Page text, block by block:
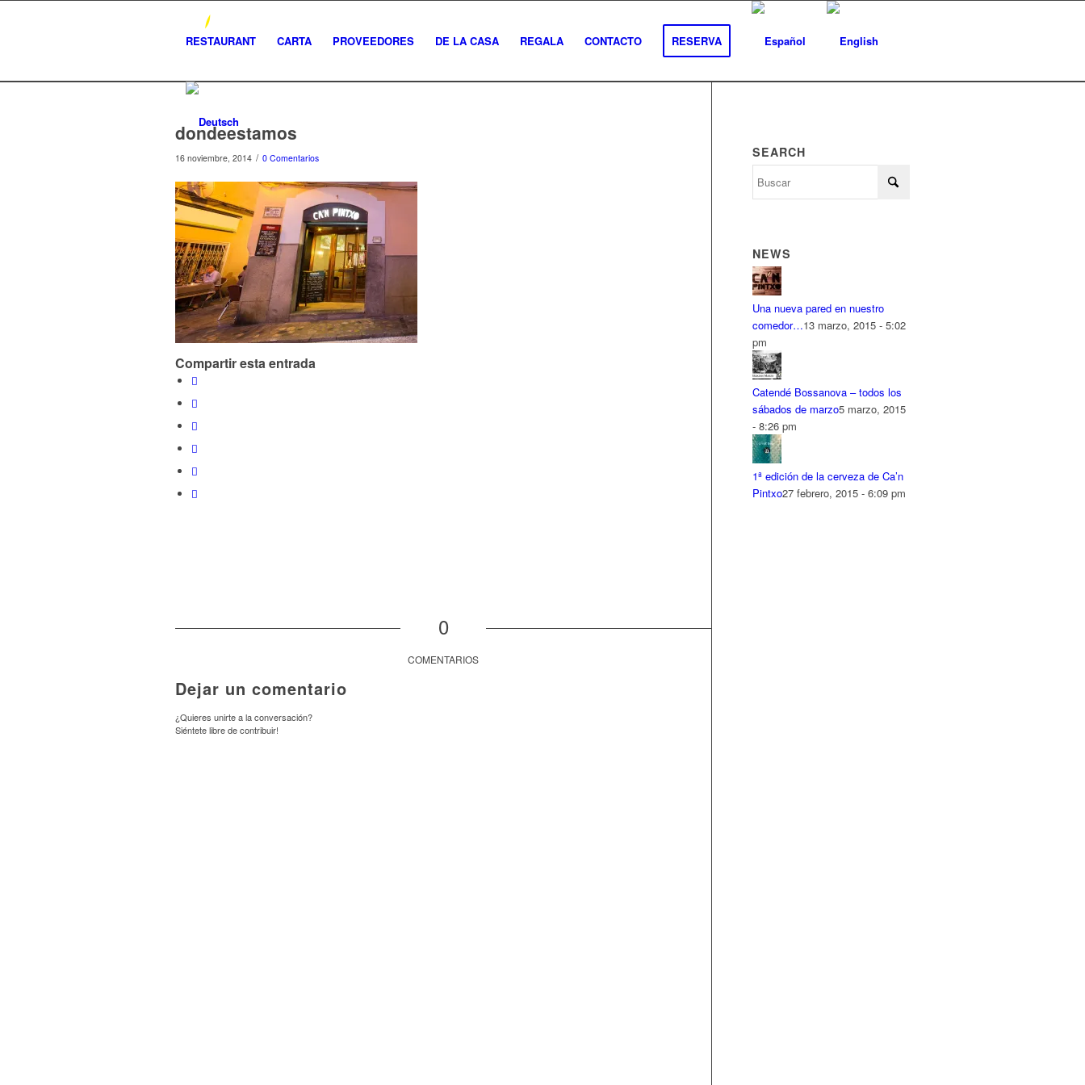
RESTAURANT CARTA PROVEEDORES DE LA CASA REGALA CONTACTO RESERVA
dondeestamos
16 noviembre, 2014 / 0 Comentarios
Compartir esta entrada
0
COMENTARIOS
Dejar un comentario
¿Quieres unirte a la conversación?
Siéntete libre de contribuir!
SEARCH
NEWS
Una nueva pared en nuestro
comedor…13 marzo, 2015 - 5:02
pm
Catendé Bossanova – todos los
sábados de marzo5 marzo, 2015
- 8:26 pm
1ª edición de la cerveza de Ca’n
Pintxo27 febrero, 2015 - 6:09 pm